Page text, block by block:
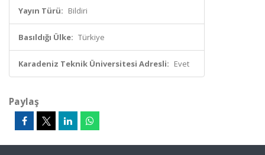
Yayın Türü: Bildiri
Basıldığı Ülke: Türkiye
Karadeniz Teknik Üniversitesi Adresli: Evet
Paylaş